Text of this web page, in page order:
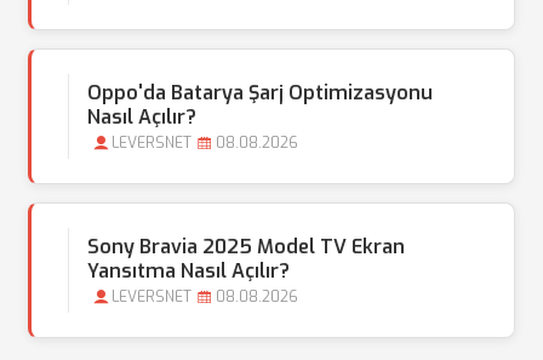
Oppo'da Batarya Şarj Optimizasyonu
Nasıl Açılır?
LEVERSNET 08.08.2026
Sony Bravia 2025 Model TV Ekran
Yansıtma Nasıl Açılır?
LEVERSNET 08.08.2026